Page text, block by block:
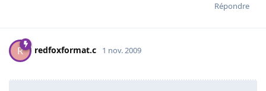
Répondre
R redfoxformat.c 1 nov. 2009